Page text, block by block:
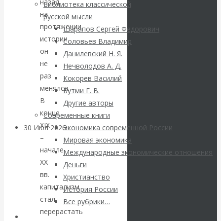
Библиотека классической
русской мысли
Шарапов Сергей Федорович
Соловьев Владимир
Данилевский Н. Я.
Нечволодов А. Д.
Кокорев Василий
Бутми Г. В.
Другие авторы
Современные книги
Экономика современной России
Мировая экономика
Международные экономические отношения
Деньги
Христианство
История России
Все рубрики…
Авторы РЭОШ
ВАлентин
Катасонов.
Саммит НАТО в
Турции: Drang
nach Osten
30 Июл 2026Банки
Валентин
Катасонов. Кто
определяет
на
протяжении
истории
он
не
раз
менялся.
В
конце
XIX
–
начале
XX
вв.
капитализм
стал
перерастать